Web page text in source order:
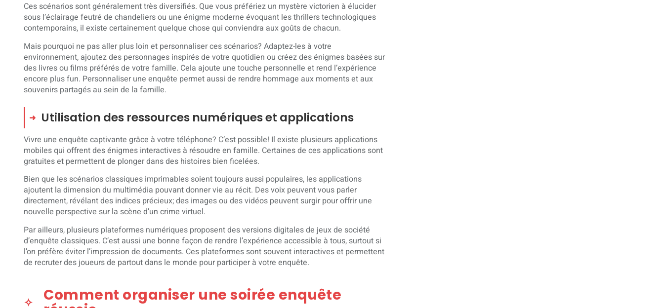
Ces scénarios sont généralement très diversifiés. Que vous préfériez un mystère victorien à élucider
sous l’éclairage feutré de chandeliers ou une énigme moderne évoquant les thrillers technologiques
contemporains, il existe certainement quelque chose qui conviendra aux goûts de chacun.
Mais pourquoi ne pas aller plus loin et personnaliser ces scénarios? Adaptez-les à votre
environnement, ajoutez des personnages inspirés de votre quotidien ou créez des énigmes basées sur
des livres ou films préférés de votre famille. Cela ajoute une touche personnelle et rend l’expérience
encore plus fun. Personnaliser une enquête permet aussi de rendre hommage aux moments et aux
souvenirs partagés au sein de la famille.
Utilisation des ressources numériques et applications
Vivre une enquête captivante grâce à votre téléphone? C’est possible! Il existe plusieurs applications
mobiles qui offrent des énigmes interactives à résoudre en famille. Certaines de ces applications sont
gratuites et permettent de plonger dans des histoires bien ficelées.
Bien que les scénarios classiques imprimables soient toujours aussi populaires, les applications
ajoutent la dimension du multimédia pouvant donner vie au récit. Des voix peuvent vous parler
directement, révélant des indices précieux; des images ou des vidéos peuvent surgir pour offrir une
nouvelle perspective sur la scène d’un crime virtuel.
Par ailleurs, plusieurs plateformes numériques proposent des versions digitales de jeux de société
d’enquête classiques. C’est aussi une bonne façon de rendre l’expérience accessible à tous, surtout si
l’on préfère éviter l’impression de documents. Ces plateformes sont souvent interactives et permettent
de recruter des joueurs de partout dans le monde pour participer à votre enquête.
Comment organiser une soirée enquête